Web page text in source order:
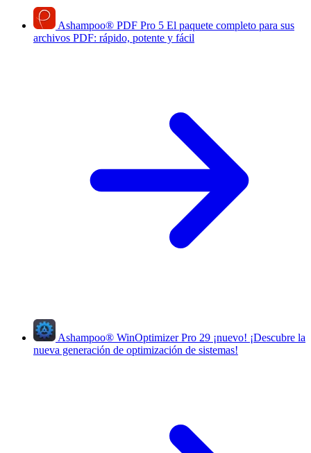
Ashampoo® PDF Pro 5 El paquete completo para sus
archivos PDF: rápido, potente y fácil
Ashampoo® WinOptimizer Pro 29 ¡nuevo! ¡Descubre la
nueva generación de optimización de sistemas!